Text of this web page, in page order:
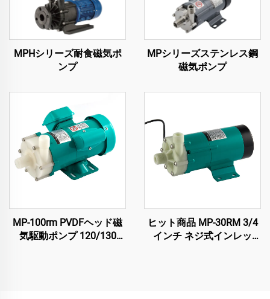
MPHシリーズ耐食磁気ポ
ンプ
MPシリーズステンレス鋼
磁気ポンプ
MP-100rm PVDFヘッド磁
気駆動ポンプ 120/130
ヒット商品 MP-30RM 3/4
インチ ネジ式インレッ